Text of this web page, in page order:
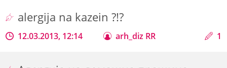
alergija na kazein ?!?
12.03.2013, 12:14 arh_diz RR 1